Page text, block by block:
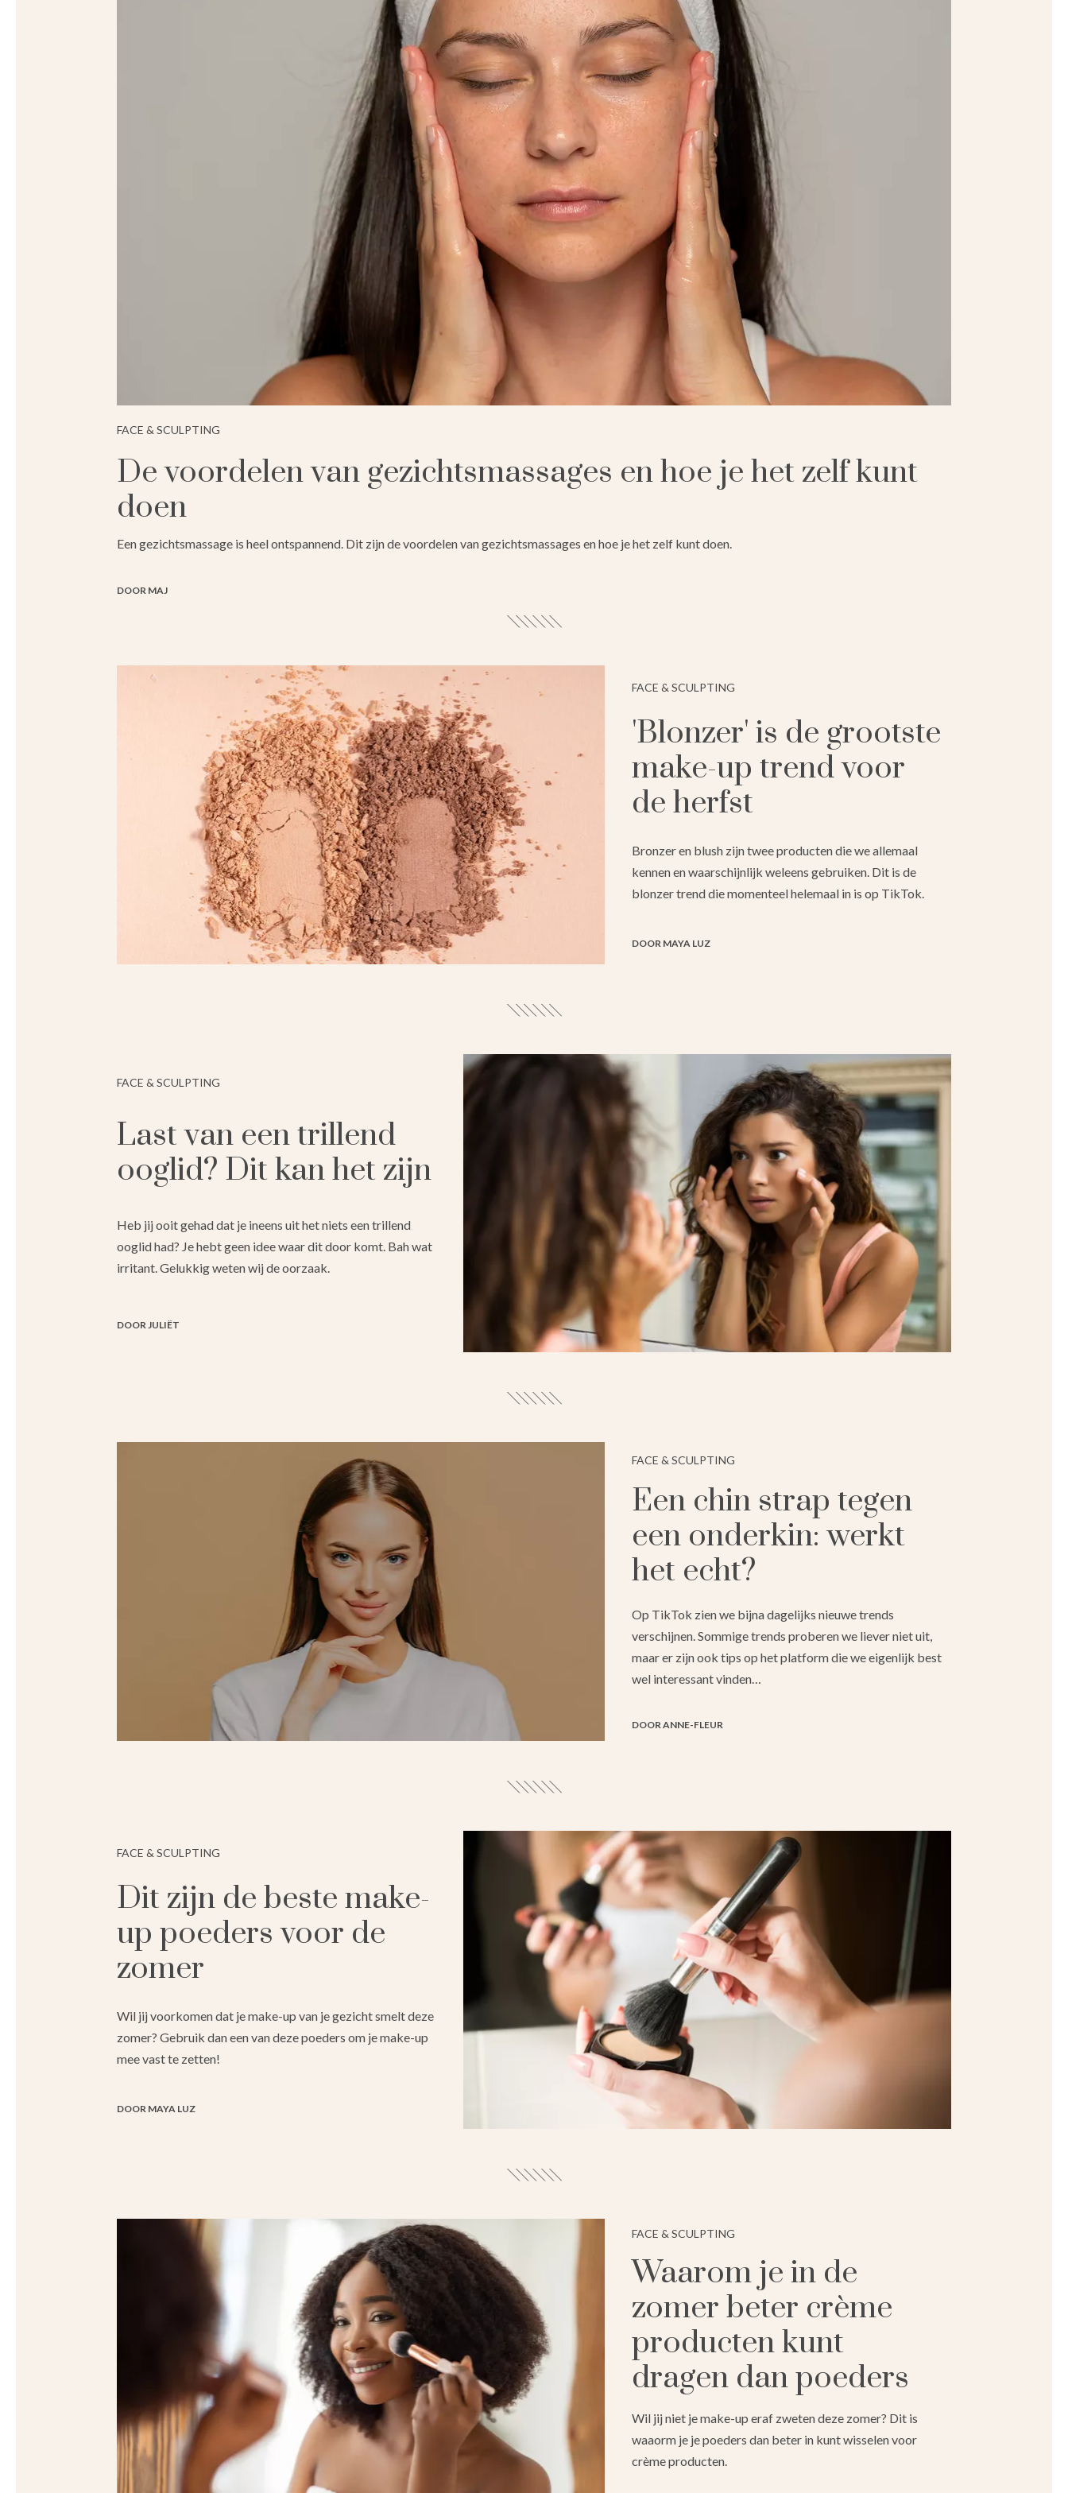
FACE & SCULPTING
De voordelen van gezichtsmassages en hoe je het zelf kunt
doen
Een gezichtsmassage is heel ontspannend. Dit zijn de voordelen van gezichtsmassages en hoe je het zelf kunt doen.
DOOR MAJ
FACE & SCULPTING
'Blonzer' is de grootste
make-up trend voor
de herfst
Bronzer en blush zijn twee producten die we allemaal
kennen en waarschijnlijk weleens gebruiken. Dit is de
blonzer trend die momenteel helemaal in is op TikTok.
DOOR MAYA LUZ
FACE & SCULPTING
⁠⁠Last van een trillend
ooglid? Dit kan het zijn
Heb jij ooit gehad dat je ineens uit het niets een trillend
ooglid had? Je hebt geen idee waar dit door komt. Bah wat
irritant. Gelukkig weten wij de oorzaak.
DOOR JULIËT
FACE & SCULPTING
Een chin strap tegen
een onderkin: werkt
het echt?
Op TikTok zien we bijna dagelijks nieuwe trends
verschijnen. Sommige trends proberen we liever niet uit,
maar er zijn ook tips op het platform die we eigenlijk best
wel interessant vinden…
DOOR ANNE-FLEUR
FACE & SCULPTING
Dit zijn de beste make-
up poeders voor de
zomer
Wil jij voorkomen dat je make-up van je gezicht smelt deze
zomer? Gebruik dan een van deze poeders om je make-up
mee vast te zetten!
DOOR MAYA LUZ
FACE & SCULPTING
Waarom je in de
zomer beter crème
producten kunt
dragen dan poeders
Wil jij niet je make-up eraf zweten deze zomer? Dit is
waaorm je je poeders dan beter in kunt wisselen voor
crème producten.